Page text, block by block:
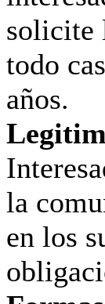
solicite
todo
años.
la
en los